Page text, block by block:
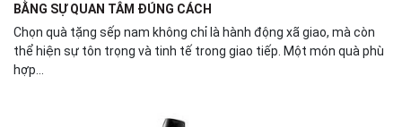
BẰNG SỰ QUAN TÂM ĐÚNG CÁCH
Chọn quà tặng sếp nam không chỉ là hành động xã giao, mà còn
thể hiện sự tôn trọng và tinh tế trong giao tiếp. Một món quà phù
hợp...